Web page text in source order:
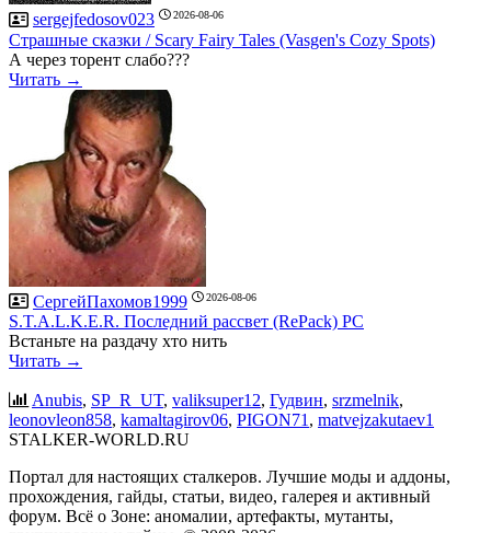
sergejfedosov023 2026-08-06
Страшные сказки / Scary Fairy Tales (Vasgen's Cozy Spots)
А через торент слабо???
Читать →
СергейПахомов1999 2026-08-06
S.T.A.L.K.E.R. Последний рассвет (RePack) PC
Встаньте на раздачу хто нить
Читать →
Anubis, SP_R_UT, valiksuper12, Гудвин, srzmelnik,
leonovleon858, kamaltagirov06, PIGON71 , matvejzakutaev1
STALKER-WORLD.RU
Портал для настоящих сталкеров. Лучшие моды и аддоны,
прохождения, гайды, статьи, видео, галерея и активный
форум. Всё о Зоне: аномалии, артефакты, мутанты,